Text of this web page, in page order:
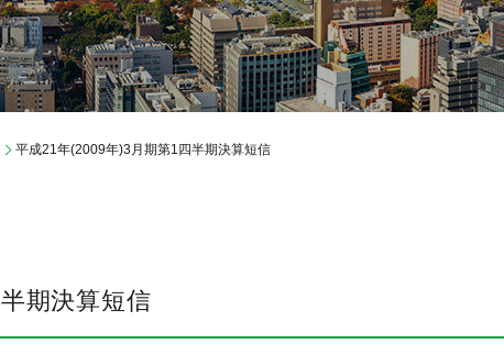
ートライブラリ
報
・環境
平成21年(2009年)3月期第1四半期決算短信
期決算短信